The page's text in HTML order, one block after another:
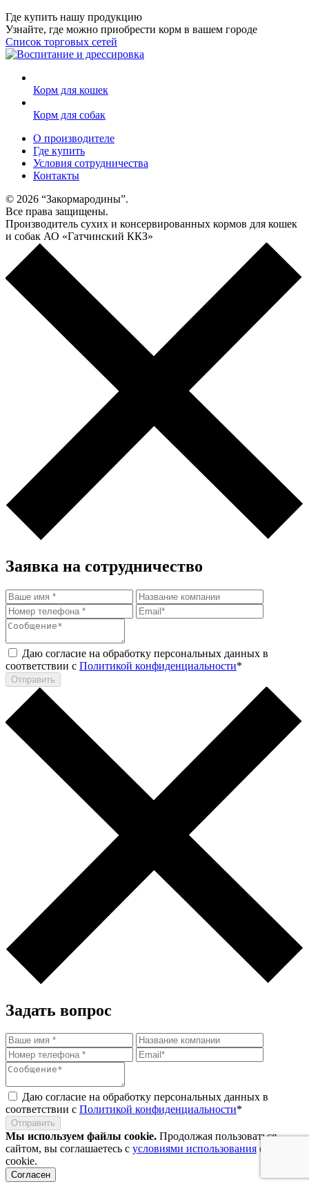
Где купить нашу продукцию
Узнайте, где можно приобрести корм в вашем городе
Список торговых сетей
Корм для кошек
Корм для собак
О производителе
Где купить
Условия сотрудничества
Контакты
© 2026 “Закормародины”.
Все права защищены.
Производитель сухих и консервированных кормов для кошек
и собак АО «Гатчинский ККЗ»
Заявка на сотрудничество
Даю согласие на обработку персональных данных в
соответствии с Политикой конфиденциальности*
Отправить
Задать вопрос
Даю согласие на обработку персональных данных в
соответствии с Политикой конфиденциальности*
Отправить
Мы используем файлы cookie. Продолжая пользоваться
сайтом, вы соглашаетесь с условиями использования файлов
cookie.
Согласен